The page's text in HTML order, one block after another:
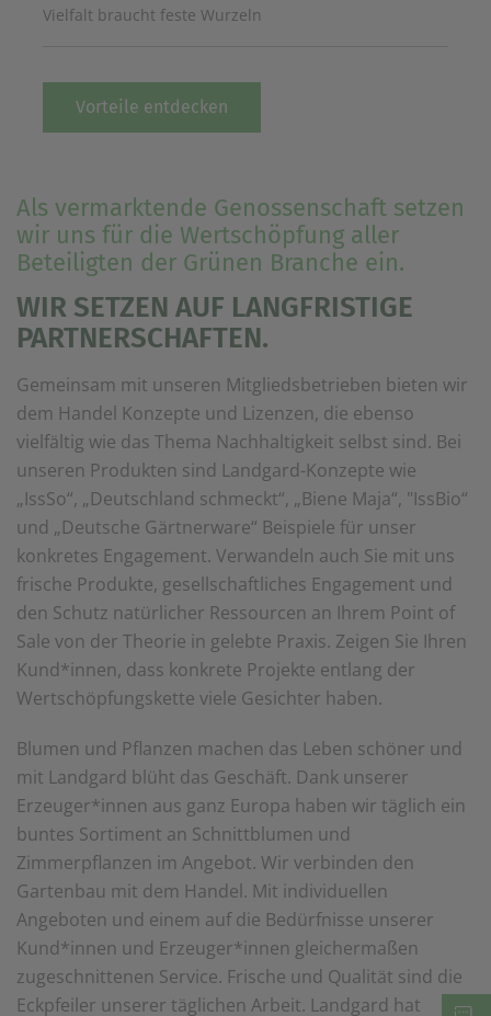
Vielfalt braucht feste Wurzeln
Vorteile entdecken
Als vermarktende Genossenschaft setzen
wir uns für die Wertschöpfung aller
Beteiligten der Grünen Branche ein.
WIR SETZEN AUF LANGFRISTIGE
PARTNERSCHAFTEN.
Gemeinsam mit unseren Mitgliedsbetrieben bieten wir
dem Handel Konzepte und Lizenzen, die ebenso
vielfältig wie das Thema Nachhaltigkeit selbst sind. Bei
unseren Produkten sind Landgard-Konzepte wie
„IssSo“, „Deutschland schmeckt“, „Biene Maja“, "IssBio“
und „Deutsche Gärtnerware“ Beispiele für unser
konkretes Engagement. Verwandeln auch Sie mit uns
frische Produkte, gesellschaftliches Engagement und
den Schutz natürlicher Ressourcen an Ihrem Point of
Sale von der Theorie in gelebte Praxis. Zeigen Sie Ihren
Kund*innen, dass konkrete Projekte entlang der
Wertschöpfungskette viele Gesichter haben.
Blumen und Pflanzen machen das Leben schöner und
mit Landgard blüht das Geschäft. Dank unserer
Erzeuger*innen aus ganz Europa haben wir täglich ein
buntes Sortiment an Schnittblumen und
Zimmerpflanzen im Angebot. Wir verbinden den
Gartenbau mit dem Handel. Mit individuellen
Angeboten und einem auf die Bedürfnisse unserer
Kund*innen und Erzeuger*innen gleichermaßen
zugeschnittenen Service. Frische und Qualität sind die
Eckpfeiler unserer täglichen Arbeit. Landgard hat